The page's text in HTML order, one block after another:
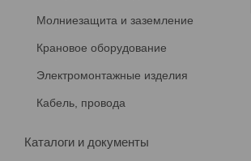
Молниезащита и заземление
Крановое оборудование
Электромонтажные изделия
Кабель, провода
Каталоги и документы